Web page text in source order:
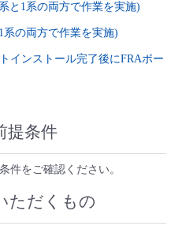
ラム
と1系の両方で作業を実施)
系の両方で作業を実施)
インストール完了後にFRAポー
提条件
件をご確認ください。
ただくもの